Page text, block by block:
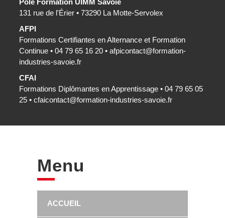
Pôle Formation UIMM Savoie
131 rue de l'Érier • 73290 La Motte-Servolex
AFPI
Formations Certifiantes en Alternance et Formation
Continue • 04 79 65 16 20 • afpicontact@formation-
industries-savoie.fr
CFAI
Formations Diplômantes en Apprentissage • 04 79 65 05
25 • cfaicontact@formation-industries-savoie.fr
Menu
ACCUEIL